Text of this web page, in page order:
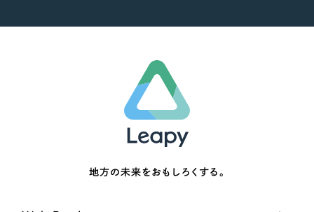
地方の未来をおもしろくする。